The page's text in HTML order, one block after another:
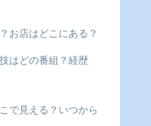
お店はどこにある？
はどの番組？経歴
で見える？いつから